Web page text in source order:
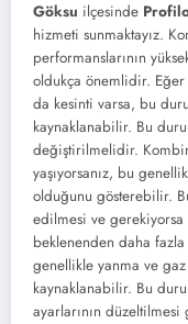
Göksu ilçesinde
hizmeti sunmaktayız.
performanslarının
oldukça önemlidir. Eğer
da kesinti varsa, bu
kaynaklanabilir. Bu
değiştirilmelidir.
yaşıyorsanız, bu
olduğunu gösterebilir.
edilmesi ve
beklenenden daha
genellikle yanma ve
kaynaklanabilir. Bu
ayarlarının